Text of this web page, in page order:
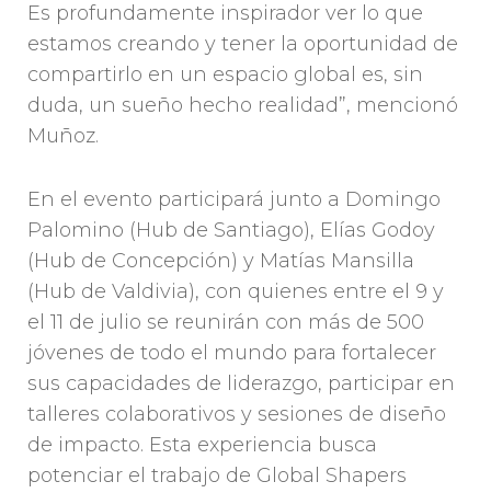
Es profundamente inspirador ver lo que
estamos creando y tener la oportunidad de
compartirlo en un espacio global es, sin
duda, un sueño hecho realidad”, mencionó
Muñoz.
En el evento participará junto a Domingo
Palomino (Hub de Santiago), Elías Godoy
(Hub de Concepción) y Matías Mansilla
(Hub de Valdivia), con quienes entre el 9 y
el 11 de julio se reunirán con más de 500
jóvenes de todo el mundo para fortalecer
sus capacidades de liderazgo, participar en
talleres colaborativos y sesiones de diseño
de impacto. Esta experiencia busca
potenciar el trabajo de Global Shapers